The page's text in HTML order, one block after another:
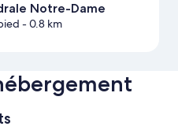
Notre-Dame
- 0.8 km